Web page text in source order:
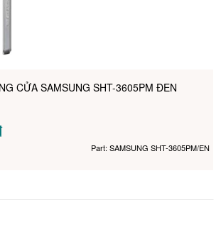
CỬA SAMSUNG SHT-3605PM ĐEN
Part: SAMSUNG SHT-3605PM/EN